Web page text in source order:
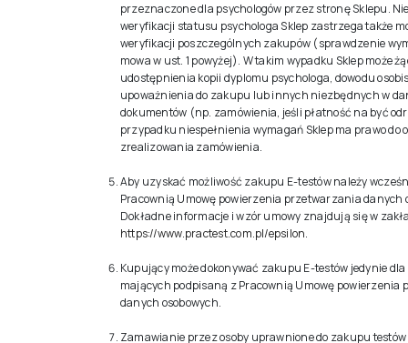
przeznaczone dla psychologów przez stronę Sklepu.
weryfikacji statusu psychologa Sklep zastrzega także
weryfikacji poszczególnych zakupów (sprawdzenie
mowa w ust. 1 powyżej). W takim wypadku Sklep może
udostępnienia kopii dyplomu psychologa, dowodu
upoważnienia do zakupu lub innych niezbędnych w
dokumentów (np. zamówienia, jeśli płatność na być
przypadku niespełnienia wymagań Sklep ma prawo do
zrealizowania zamówienia.
Aby uzyskać możliwość zakupu E-testów należy
Pracownią Umowę powierzenia przetwarzania danych
Dokładne informacje i wzór umowy znajdują się w
https://www.practest.com.pl/epsilon.
Kupujący może dokonywać zakupu E-testów jedynie
mających podpisaną z Pracownią Umowę powierzenia
danych osobowych.
Zamawianie przez osoby uprawnione do zakupu